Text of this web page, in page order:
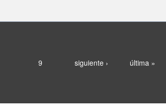
9 siguiente › última »